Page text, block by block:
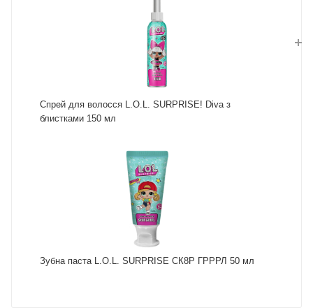
Спрей для волосся L.O.L. SURPRISE! Diva з
блистками 150 мл
Зубна паста L.O.L. SURPRISE СК8Р ГРРРЛ 50 мл